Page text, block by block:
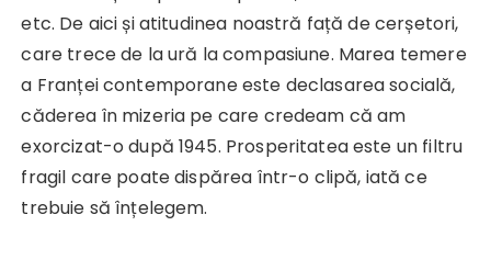
etc. De aici și atitudinea noastră față de cerșetori,
care trece de la ură la compasiune. Marea temere
a Franței contemporane este declasarea socială,
căderea în mizeria pe care credeam că am
exorcizat-o după 1945. Prosperitatea este un filtru
fragil care poate dispărea într-o clipă, iată ce
trebuie să înțelegem.